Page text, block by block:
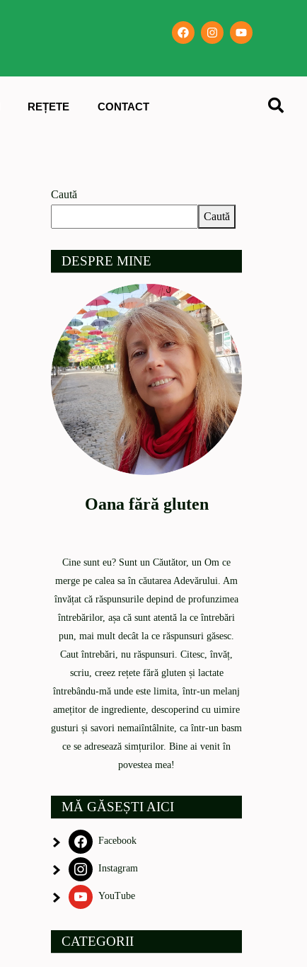
REȚETE CONTACT
Caută
Caută
DESPRE MINE
Oana fără gluten
Cine sunt eu? Sunt un Căutător, un Om ce
merge pe calea sa în căutarea Adevărului. Am
învățat că răspunsurile depind de profunzimea
întrebărilor, așa că sunt atentă la ce întrebări
pun, mai mult decât la ce răspunsuri găsesc.
Caut întrebări, nu răspunsuri. Citesc, învăț,
scriu, creez rețete fără gluten și lactate
întrebându-mă unde este limita, într-un melanj
amețitor de ingrediente, descoperind cu uimire
gusturi și savori nemaiîntâlnite, ca într-un basm
ce se adresează simțurilor. Bine ai venit în
povestea mea!
MĂ GĂSEȘTI AICI
Facebook
Instagram
YouTube
CATEGORII